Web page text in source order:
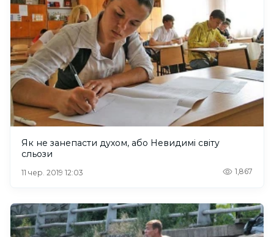
Як не занепасти духом, або Невидимі світу
сльози
11 чер. 2019 12:03 1,867